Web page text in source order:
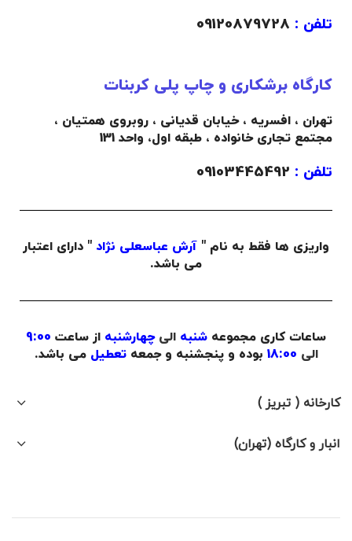
تلفن :
کارگاه برشکاری و چاپ پلی کربنات
تهران ، افسریه ، خیابان قدیانی ، روبروی همتیان ،
مجتمع تجاری خانواده ، طبقه اول، واحد 131
تلفن :
واریزی ها فقط به نام " آرش عباسعلی نژاد " دارای اعتبار
می باشد.
ساعات کاری مجموعه شنبه الی چهارشنبه از ساعت 9:00
الی
بوده و پنجشنبه و جمعهتعطیل می باشد.
کارخانه ( تبریز )
انبار و کارگاه (تهران)